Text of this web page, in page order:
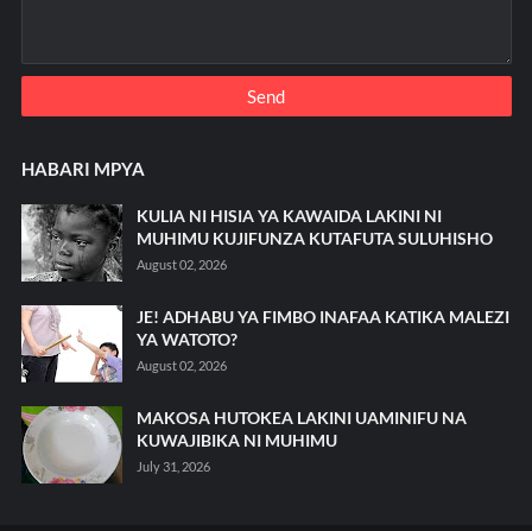
HABARI MPYA
KULIA NI HISIA YA KAWAIDA LAKINI NI
MUHIMU KUJIFUNZA KUTAFUTA SULUHISHO
August 02, 2026
JE! ADHABU YA FIMBO INAFAA KATIKA MALEZI
YA WATOTO?
August 02, 2026
MAKOSA HUTOKEA LAKINI UAMINIFU NA
KUWAJIBIKA NI MUHIMU
July 31, 2026